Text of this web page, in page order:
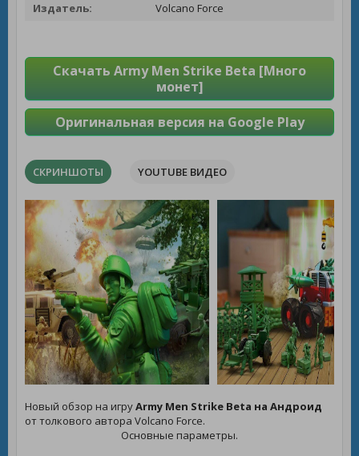
Издатель:
Volcano Force
Скачать Army Men Strike Beta [Много
монет]
Оригинальная версия на Google Play
СКРИНШОТЫ YOUTUBE ВИДЕО
Новый обзор на игруArmy Men Strike Beta на Андроид
от толкового автора Volcano Force.
Основные параметры.